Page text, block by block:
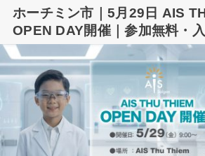
ホーチミン市｜5月29日 AIS
OPEN DAY開催｜参加無料・